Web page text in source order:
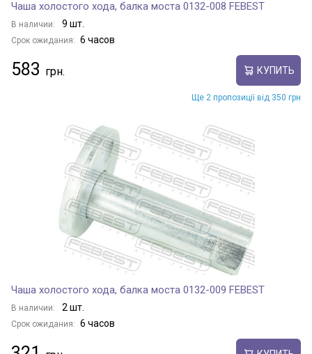
Чаша холостого хода, балка моста 0132-008 FEBEST
В наличии: 9 шт.
Срок ожидания: 6 часов
583 КУПИТЬ
Ще 2 пропозиції від 350 грн
Чаша холостого хода, балка моста 0132-009 FEBEST
В наличии: 2 шт.
Срок ожидания: 6 часов